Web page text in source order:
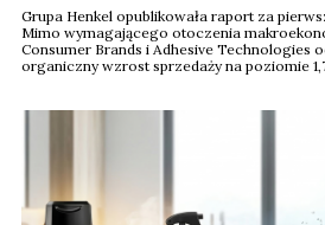
Grupa Henkel opublikowała raport za
Mimo wymagającego otoczenia
Consumer Brands i Adhesive Technologies
organiczny wzrost sprzedaży na poziomie